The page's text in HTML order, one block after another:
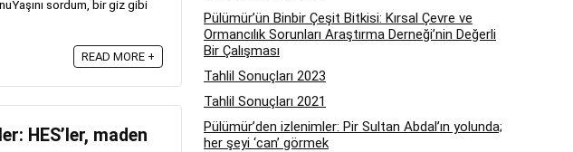
sordum, bir giz gibi
READ MORE +
HES’ler, maden
Pülümür’ün Binbir Çeşit Bitkisi: Kırsal Çevre ve
Ormancılık Sorunları Araştırma Derneği’nin Değerli
Bir Çalışması
Tahlil Sonuçları 2023
Tahlil Sonuçları 2021
Pülümür’den izlenimler: Pir Sultan Abdal’ın yolunda;
her şeyi ‘can’ görmek